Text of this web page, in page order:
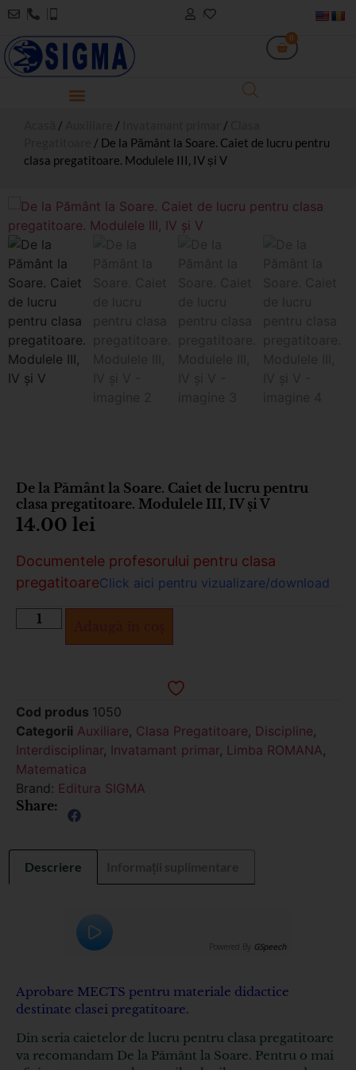
0
/ / /
/ De la Pământ la Soare. Caiet de lucru pentru
clasa pregatitoare. Modulele III, IV și V
De la Pământ la Soare. Caiet de lucru pentru
clasa pregatitoare. Modulele III, IV și V
14.00 lei
Documentele profesorului pentru clasa
pregatitoareClick aici pentru vizualizare/download
Cod produs 1050
Categorii Auxiliare, Clasa Pregatitoare, Discipline,
Interdisciplinar, Invatamant primar, Limba ROMANA,
Matematica
Brand: Editura SIGMA
Share:
Descriere
Powered By GSpeech
Aprobare MECTS pentru materiale didactice
destinate clasei pregatitoare.
Din seria caietelor de lucru pentru clasa pregatitoare
va recomandam De la Pământ la Soare. Pentru o mai